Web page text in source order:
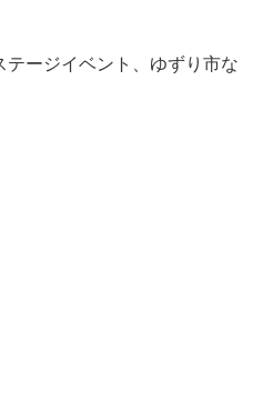
ージイベント、ゆずり市な